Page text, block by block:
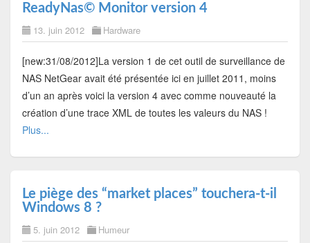
ReadyNas© Monitor version 4
13. juin 2012 Hardware
[new:31/08/2012]La version 1 de cet outil de surveillance de
NAS NetGear avait été présentée ici en juillet 2011, moins
d’un an après voici la version 4 avec comme nouveauté la
création d’une trace XML de toutes les valeurs du NAS !
Plus...
Le piège des “market places” touchera-t-il
Windows 8 ?
5. juin 2012 Humeur